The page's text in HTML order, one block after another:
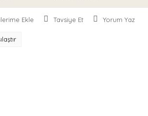
Tavsiye Et Yorum Yaz